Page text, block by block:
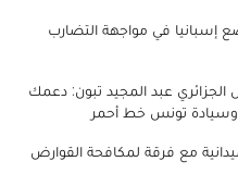
إسبانيا في مواجهة التضارب
الجزائري عبد المجيد تبون: دعمك
تونس خط أحمر
مع فرقة لمكافحة القوارض